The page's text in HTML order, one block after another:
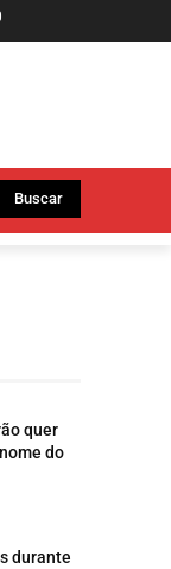
Buscar
quer
do
durante